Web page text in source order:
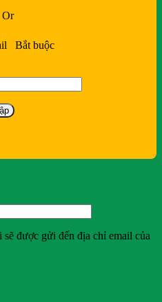
Or
Bắt buộc
được gửi đến địa chỉ email của